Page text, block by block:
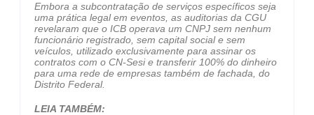
Embora a subcontratação de serviços específicos seja
uma prática legal em eventos, as auditorias da CGU
revelaram que o ICB operava um CNPJ sem nenhum
funcionário registrado, sem capital social e sem
veículos, utilizado exclusivamente para assinar os
contratos com o CN-Sesi e transferir 100% do dinheiro
para uma rede de empresas também de fachada, do
Distrito Federal.
LEIA TAMBÉM: